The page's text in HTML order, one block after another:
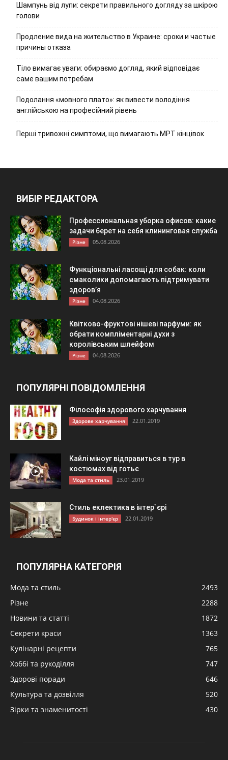
Шампунь від лупи: секрети правильного догляду за шкірою
голови
Продление вида на жительство в Украине: сроки и частые
причины отказа
Тіло вимагає уваги: обираємо догляд, який відповідає
саме вашим потребам
Подолання «мовного плато»: як вивести володіння
англійською на професійний рівень
Перші тривожні симптоми, що вимагають МРТ кінцівок
ВИБІР РЕДАКТОРА
Профессиональная уборка офисов: какие
задачи берет на себя клининговая служба
Різне 05.08.2026
Функціональні ласощі для собак: коли
смаколики допомагають підтримувати
здоров’я
Різне 04.08.2026
Квітково-фруктові нішеві парфуми: як
обрати компліментарні духи з
королівським шлейфом
Різне 04.08.2026
ПОПУЛЯРНІ ПОВІДОМЛЕННЯ
Філософія здорового харчування
Здорове харчування 22.01.2019
Кайлі міноуг відправиться в тур в
костюмах від готьє
Мода та стиль 23.01.2019
Стиль еклектика в інтер`єрі
Будинок і інтер'єр 22.01.2019
ПОПУЛЯРНА КАТЕГОРІЯ
Мода та стиль
2493
Різне
2288
Новини та статті
1872
Секрети краси
1363
Кулінарні рецепти
765
Хоббі та рукоділля
747
Здорові поради
646
Культура та дозвілля
520
Зірки та знаменитості
430